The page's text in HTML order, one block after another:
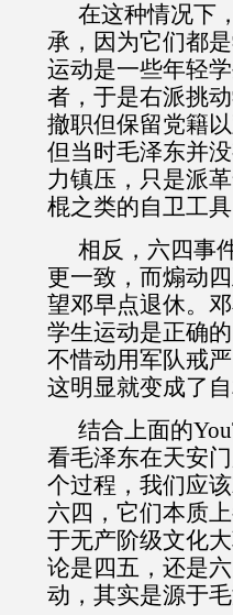
在这种情况下
承，因为它们都
运动是一些年轻
者，于是右派挑
撤职但保留党籍
但当时毛泽东并
力镇压，只是派
棍之类的自卫工
相反，六四事
更一致，而煽动
望邓早点退休。
学生运动是正确
不惜动用军队戒
这明显就变成了自
结合上面的
看毛泽东在天安
个过程，我们应
六四，它们本质
于无产阶级文化
论是四五，还是
动，其实是源于